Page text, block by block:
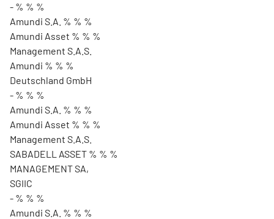
- % % %
Amundi S.A. % % %
Amundi Asset % % %
Management S.A.S.
Amundi % % %
Deutschland GmbH
- % % %
Amundi S.A. % % %
Amundi Asset % % %
Management S.A.S.
SABADELL ASSET % % %
MANAGEMENT SA,
SGIIC
- % % %
Amundi S.A. % % %